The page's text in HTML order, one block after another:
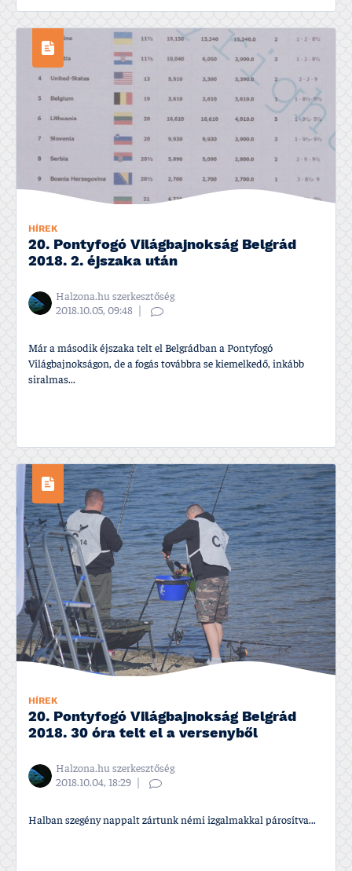
HÍREK
20. Pontyfogó Világbajnokság Belgrád
2018. 2. éjszaka után
Halzona.hu szerkesztőség
2018.10.05, 09:48
Már a második éjszaka telt el Belgrádban a Pontyfogó
Világbajnokságon, de a fogás továbbra se kiemelkedő, inkább
siralmas...
HÍREK
20. Pontyfogó Világbajnokság Belgrád
2018. 30 óra telt el a versenyből
Halzona.hu szerkesztőség
2018.10.04, 18:29
Halban szegény nappalt zártunk némi izgalmakkal párosí­tva...